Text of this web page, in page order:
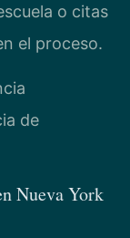
o citas
el proceso.
de
Nueva York